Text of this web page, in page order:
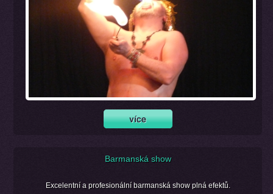
Barmanská show
Excelentní a profesionální barmanská show plná efektů.